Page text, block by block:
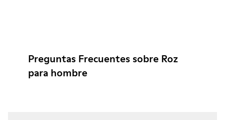
Preguntas Frecuentes sobre Roz
para hombre